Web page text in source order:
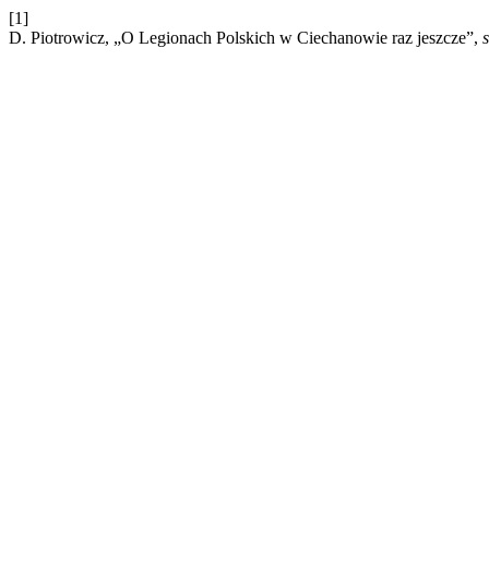
[1]
D. Piotrowicz, „O Legionach Polskich w Ciechanowie raz jeszcze”,